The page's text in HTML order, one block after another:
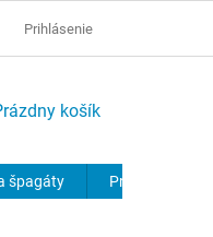
Prihlásenie
košík
špagáty Produkty na